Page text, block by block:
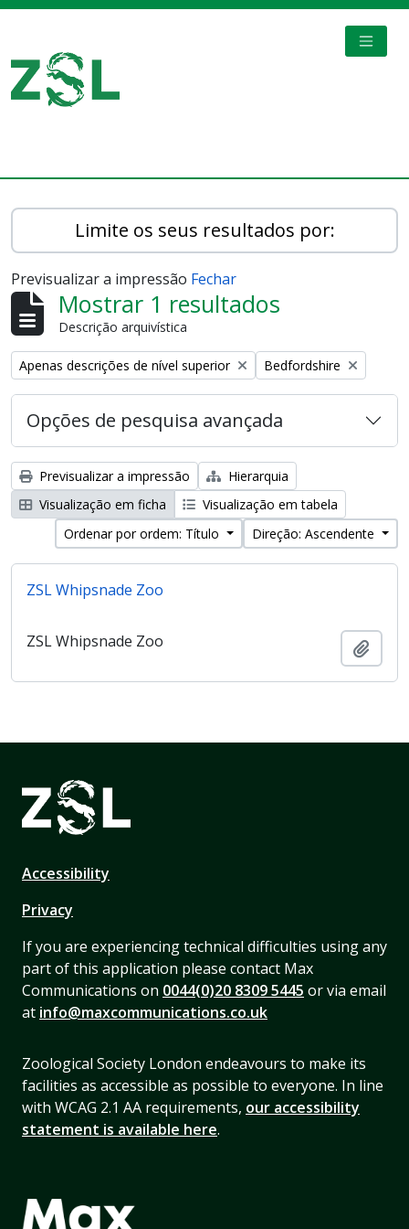
Limite os seus resultados por:
Previsualizar a impressão Fechar
Mostrar 1 resultados
Descrição arquivística
Remove filter:
Apenas descrições de nível superior Remove filter:
Bedfordshire
Opções de pesquisa avançada
Previsualizar a impressão
Hierarquia
Visualização em ficha
Visualização em tabela
Ordenar por ordem: Título
Direção: Ascendente
ZSL Whipsnade Zoo
ZSL Whipsnade Zoo
Accessibility
Privacy
If you are experiencing technical difficulties using any
part of this application please contact Max
Communications on 0044(0)20 8309 5445 or via email
at info@maxcommunications.co.uk
Zoological Society London endeavours to make its
facilities as accessible as possible to everyone. In line
with WCAG 2.1 AA requirements, our accessibility
statement is available here.